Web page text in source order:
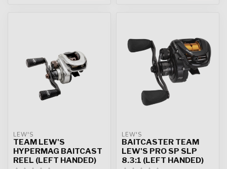
LEW'S
TEAM LEW'S
HYPERMAG BAITCAST
REEL (LEFT HANDED)
LEW'S
BAITCASTER TEAM
LEW'S PRO SP SLP
8.3:1 (LEFT HANDED)